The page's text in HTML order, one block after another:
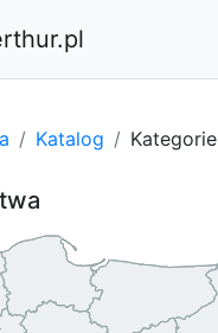
Katalog Kategorie